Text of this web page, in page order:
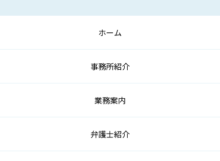
ホーム
事務所紹介
業務案内
弁護士紹介